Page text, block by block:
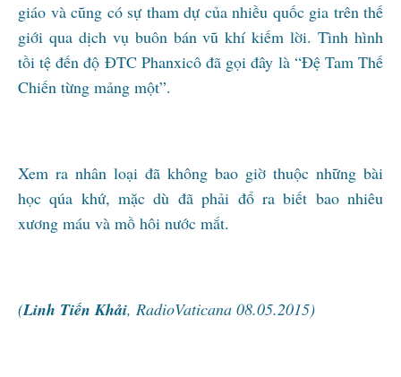
giáo và cũng có sự tham dự của nhiều quốc gia trên thế
giới qua dịch vụ buôn bán vũ khí kiếm lời. Tình hình
tồi tệ đến độ ĐTC Phanxicô đã gọi đây là “Đệ Tam Thế
Chiến từng mảng một”.
Xem ra nhân loại đã không bao giờ thuộc những bài
học qúa khứ, mặc dù đã phải đổ ra biết bao nhiêu
xương máu và mồ hôi nước mắt.
(Linh Tiến Khải, RadioVaticana 08.05.2015)